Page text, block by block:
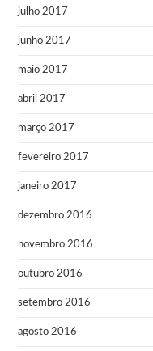
julho 2017
junho 2017
maio 2017
abril 2017
março 2017
fevereiro 2017
janeiro 2017
dezembro 2016
novembro 2016
outubro 2016
setembro 2016
agosto 2016